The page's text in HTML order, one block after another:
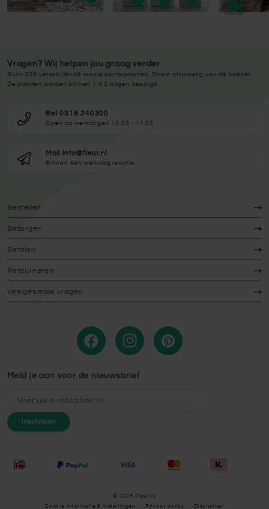
Vragen? Wij helpen jou graag verder
Ruim 500 verschillende mooie kamerplanten. Direct afkomstig van de kweker.
De planten worden binnen 1 à 2 dagen bezorgd.
Bel 0318 240300
Open op werkdagen 10:00 - 17:00
Mail info@fleur.nl
Binnen één werkdag reactie
Bestellen
Bezorgen
Betalen
Retourneren
Veelgestelde vragen
Meld je aan voor de nieuwsbrief
E-mailadres
Inschrijven
© 2026 Fleur.nl
Cookie Informatie & instellingen
Privacy policy Disclaimer